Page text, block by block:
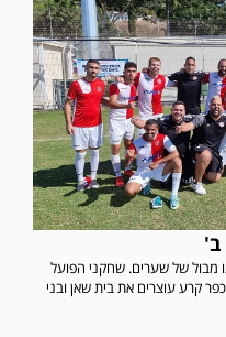
מבול של שערים. שחקני הפועל
קרע עוצרים את בית שאן ובני
מלאכי את עירוני אשדוד 5-0.